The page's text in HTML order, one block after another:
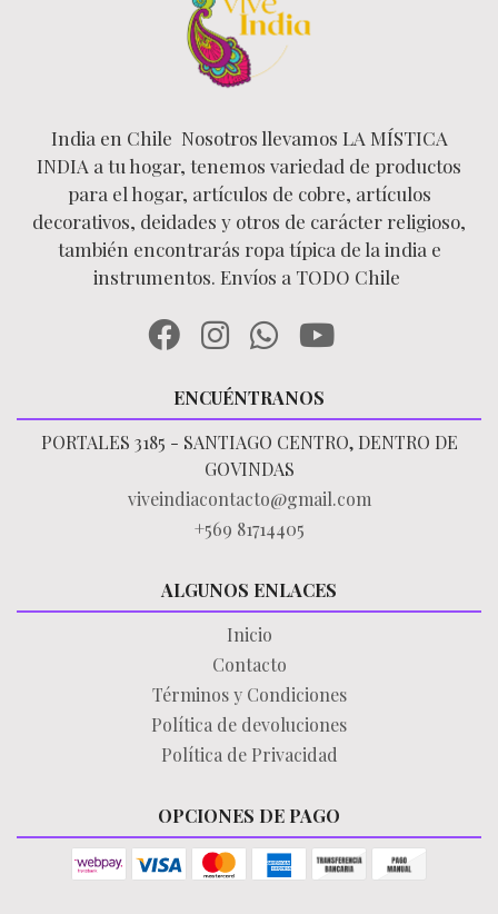
India en Chile Nosotros llevamos LA MÍSTICA
INDIA a tu hogar, tenemos variedad de productos
para el hogar, artículos de cobre, artículos
decorativos, deidades y otros de carácter religioso,
también encontrarás ropa típica de la india e
instrumentos. Envíos a TODO Chile
ENCUÉNTRANOS
PORTALES 3185 - SANTIAGO CENTRO, DENTRO DE
GOVINDAS
viveindiacontacto@gmail.com
+569 81714405
ALGUNOS ENLACES
Inicio
Contacto
Términos y Condiciones
Política de devoluciones
Política de Privacidad
OPCIONES DE PAGO